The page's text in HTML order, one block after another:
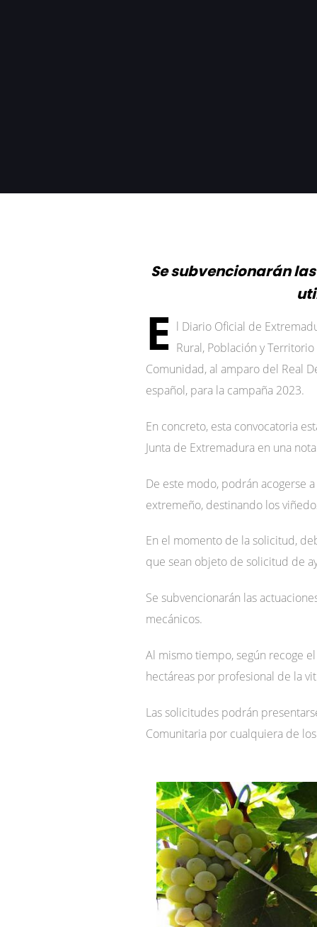
Se subvencionarán
E l Diario Oficial de
Rural, Población y
Comunidad, al amparo del Real
español, para la campaña 2023.
En concreto, esta convocatoria
Junta de Extremadura en una
De este modo, podrán acogerse
extremeño, destinando los
En el momento de la solicitud,
que sean objeto de solicitud de
Se subvencionarán las
mecánicos.
Al mismo tiempo, según recoge
hectáreas por profesional de la
Las solicitudes podrán
Comunitaria por cualquiera de